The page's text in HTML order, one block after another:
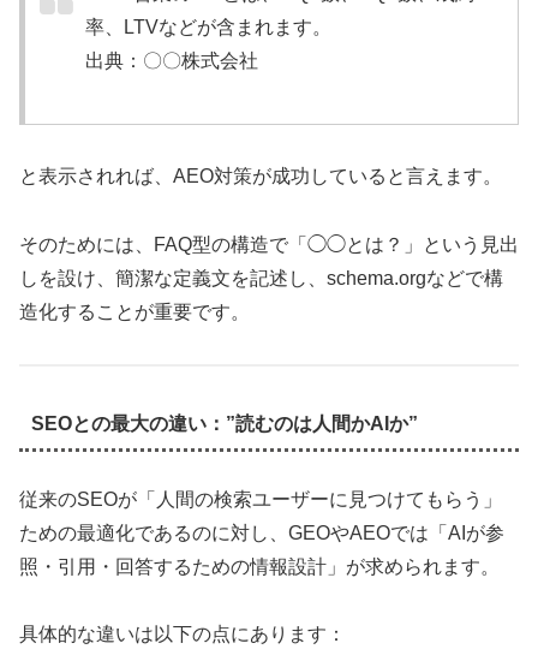
率、LTVなどが含まれます。
出典：〇〇株式会社
と表示されれば、AEO対策が成功していると言えます。
そのためには、FAQ型の構造で「◯◯とは？」という見出
しを設け、簡潔な定義文を記述し、schema.orgなどで構
造化することが重要です。
SEOとの最大の違い：”読むのは人間かAIか”
従来のSEOが「人間の検索ユーザーに見つけてもらう」
ための最適化であるのに対し、GEOやAEOでは「AIが参
照・引用・回答するための情報設計」が求められます。
具体的な違いは以下の点にあります：